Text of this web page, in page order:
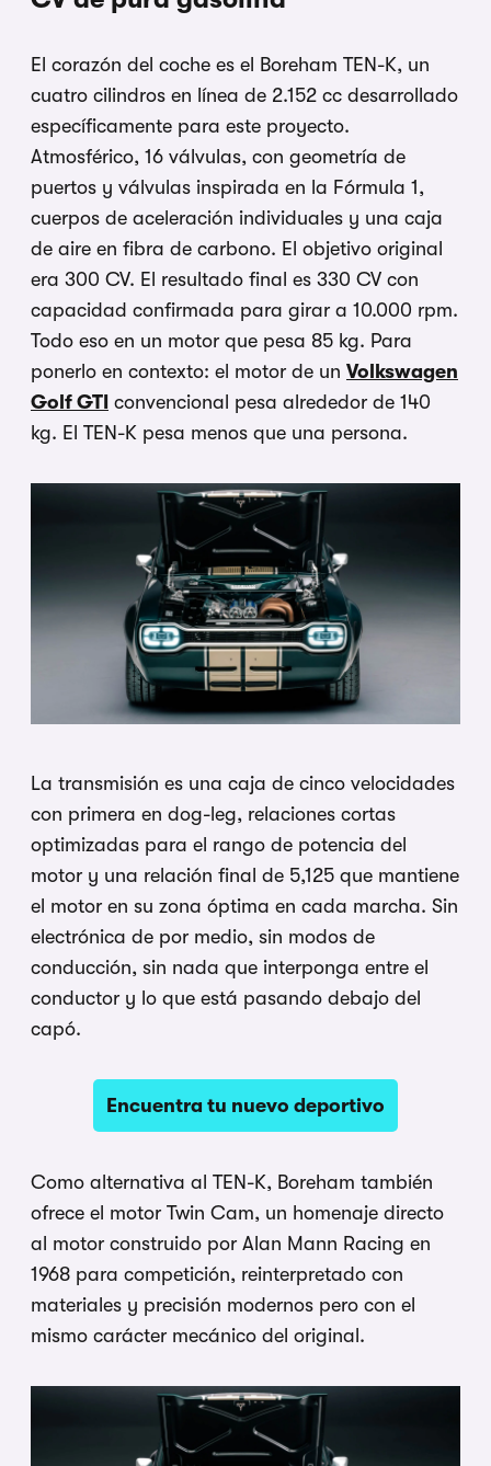
El corazón del coche es el Boreham TEN-K, un
cuatro cilindros en línea de 2.152 cc desarrollado
específicamente para este proyecto.
Atmosférico, 16 válvulas, con geometría de
puertos y válvulas inspirada en la Fórmula 1,
cuerpos de aceleración individuales y una caja
de aire en fibra de carbono. El objetivo original
era 300 CV. El resultado final es 330 CV con
capacidad confirmada para girar a 10.000 rpm.
Todo eso en un motor que pesa 85 kg. Para
ponerlo en contexto: el motor de un Volkswagen
Golf GTI convencional pesa alrededor de 140
kg. El TEN-K pesa menos que una persona.
La transmisión es una caja de cinco velocidades
con primera en dog-leg, relaciones cortas
optimizadas para el rango de potencia del
motor y una relación final de 5,125 que mantiene
el motor en su zona óptima en cada marcha. Sin
electrónica de por medio, sin modos de
conducción, sin nada que interponga entre el
conductor y lo que está pasando debajo del
capó.
Encuentra tu nuevo deportivo
Como alternativa al TEN-K, Boreham también
ofrece el motor Twin Cam, un homenaje directo
al motor construido por Alan Mann Racing en
1968 para competición, reinterpretado con
materiales y precisión modernos pero con el
mismo carácter mecánico del original.